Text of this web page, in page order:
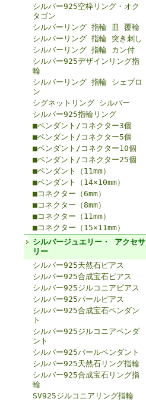
シルバー925空枠リング・オク
タゴン
シルバーリング 指輪 皿 覆輪
シルバーリング 指輪 突き刺し
シルバーリング 指輪 カン付
シルバー925デザインリング指
輪
シルバーリング 指輪 シェブロ
ン
シグネットリング シルバー
シルバー925指輪リング
■ペンダント/コネクター3個
■ペンダント/コネクター5個
■ペンダント/コネクター10個
■ペンダント/コネクター25個
■ペンダント（11mm）
■ペンダント（14×10mm）
■コネクター（6mm）
■コネクター（8mm）
■コネクター（11mm）
■コネクター（15×11mm）
シルバージュエリー・ アクセサ
リー
シルバー925天然石ピアス
シルバー925合成宝石ピアス
シルバー925ジルコニアピアス
シルバー925パールピアス
シルバー925合成宝石ペンダン
ト
シルバー925ジルコニアペンダ
ント
シルバー925パールペンダント
シルバー925天然石リング指輪
シルバー925合成宝石リング指
輪
SV925ジルコニアリング指輪